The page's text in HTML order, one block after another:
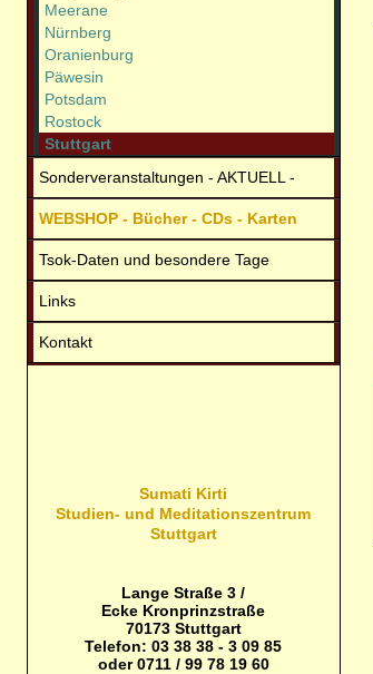
Meerane
Nürnberg
Oranienburg
Päwesin
Potsdam
Rostock
Stuttgart
Sonderveranstaltungen - AKTUELL -
WEBSHOP - Bücher - CDs - Karten
Tsok-Daten und besondere Tage
Links
Kontakt
Sumati Kirti
Studien- und Meditationszentrum
Stuttgart
Lange Straße 3 /
Ecke Kronprinzstraße
70173 Stuttgart
Telefon: 03 38 38 - 3 09 85
oder 0711 / 99 78 19 60